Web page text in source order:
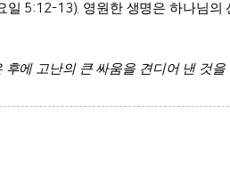
일 5:12-13). 영원한 생명은 하나님의
후에 고난의 큰 싸움을 견디어 낸 것을